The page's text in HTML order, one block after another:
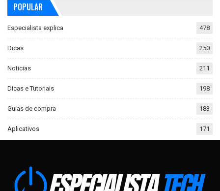
POPULAR
Especialista explica 478
Dicas 250
Noticias 211
Dicas e Tutoriais 198
Guias de compra 183
Aplicativos 171